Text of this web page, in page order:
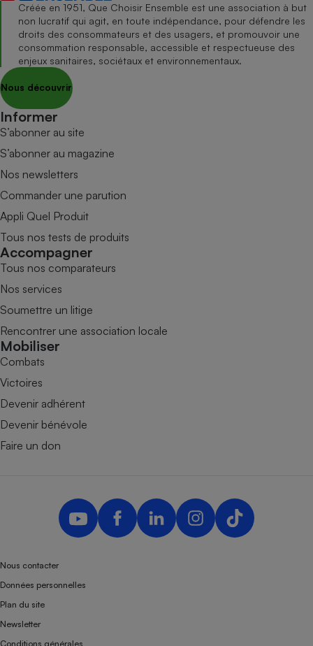
Créée en 1951, Que Choisir Ensemble est une association à but
non lucratif qui agit, en toute indépendance, pour défendre les
droits des consommateurs et des usagers, et promouvoir une
consommation responsable, accessible et respectueuse des
enjeux sanitaires, sociétaux et environnementaux.
Nous découvrir
Informer
S’abonner au site
S’abonner au magazine
Nos newsletters
Commander une parution
Appli Quel Produit
Tous nos tests de produits
Accompagner
Tous nos comparateurs
Nos services
Soumettre un litige
Rencontrer une association locale
Mobiliser
Combats
Victoires
Devenir adhérent
Devenir bénévole
Faire un don
Nous contacter
Données personnelles
Plan du site
Newsletter
Conditions générales